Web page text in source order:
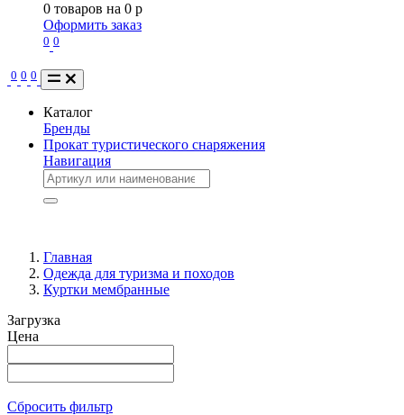
0 товаров на 0 p
Оформить заказ
0 0
0 0 0
Каталог
Бренды
Прокат туристического снаряжения
Навигация
Главная
Одежда для туризма и походов
Куртки мембранные
Загрузка
Цена
Сбросить фильтр